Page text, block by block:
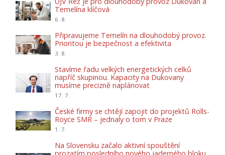
Temelína klíčová
6. 8.
Připravujeme Temelín na dlouhodobý provoz.
Prioritou je bezpečnost a efektivita
3. 8.
Stavíme řadu velkých energetických celků
napříč skupinou. Kapacity na Dukovany
musíme precizně naplánovat
17. 7.
České firmy se chtějí zapojit do projektů Rolls-
Royce SMR – jednaly o tom v Praze
1. 7.
Na Slovensku začalo aktivní spouštění